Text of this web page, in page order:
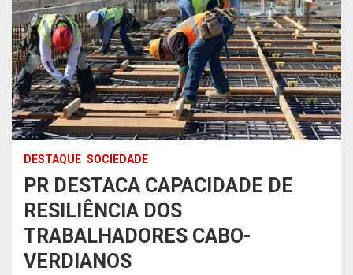
DESTAQUE SOCIEDADE
PR DESTACA CAPACIDADE DE
RESILIÊNCIA DOS
TRABALHADORES CABO-
VERDIANOS